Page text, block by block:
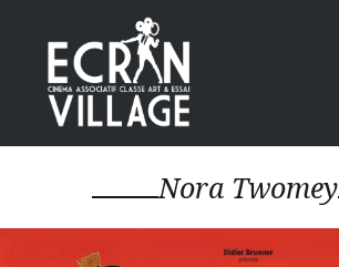
contenu
principal
ÉCRAN VILLAGE
Nora Twomey